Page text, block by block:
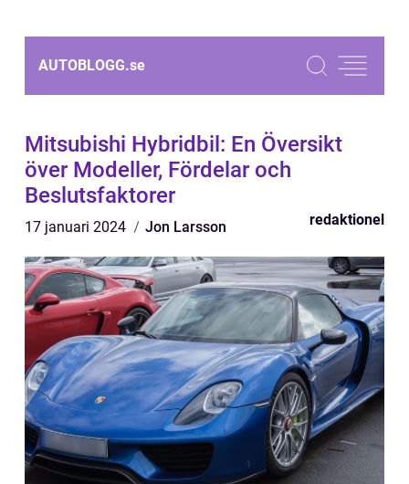
AUTOBLOGG.se
Mitsubishi Hybridbil: En Översikt
över Modeller, Fördelar och
Beslutsfaktorer
17 januari 2024 Jon Larsson redaktionel